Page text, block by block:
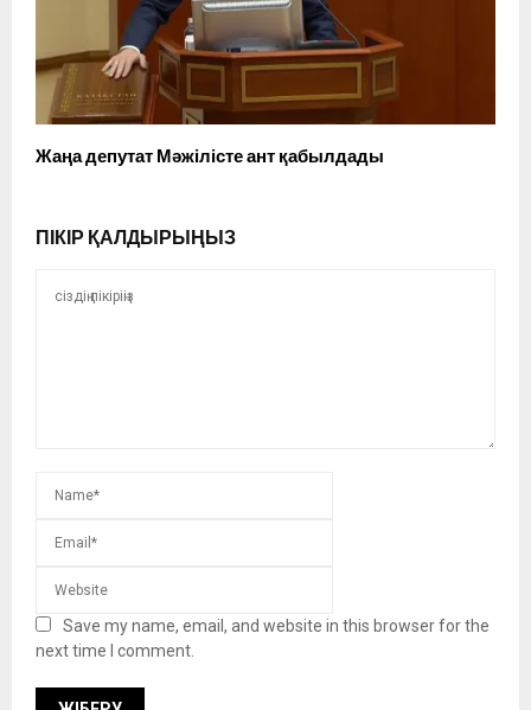
Жаңа депутат Мәжілісте ант қабылдады
ПІКІР ҚАЛДЫРЫҢЫЗ
Save my name, email, and website in this browser for the
next time I comment.